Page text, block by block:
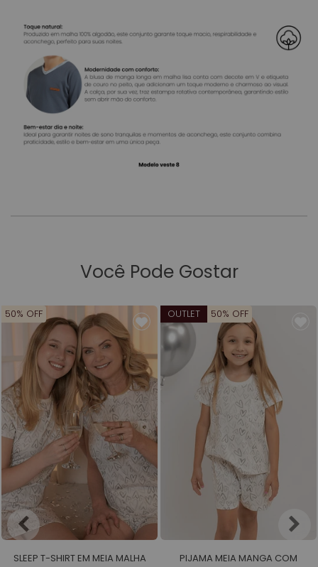
Você Pode Gostar
50% OFF
SLEEP T-SHIRT EM MEIA MALHA
OUTLET 50% OFF
PIJAMA MEIA MANGA COM